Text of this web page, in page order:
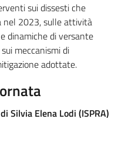
sui dissesti che
nel 2023, sulle attività
dinamiche di versante
meccanismi di
adottate.
Silvia Elena Lodi (ISPRA)